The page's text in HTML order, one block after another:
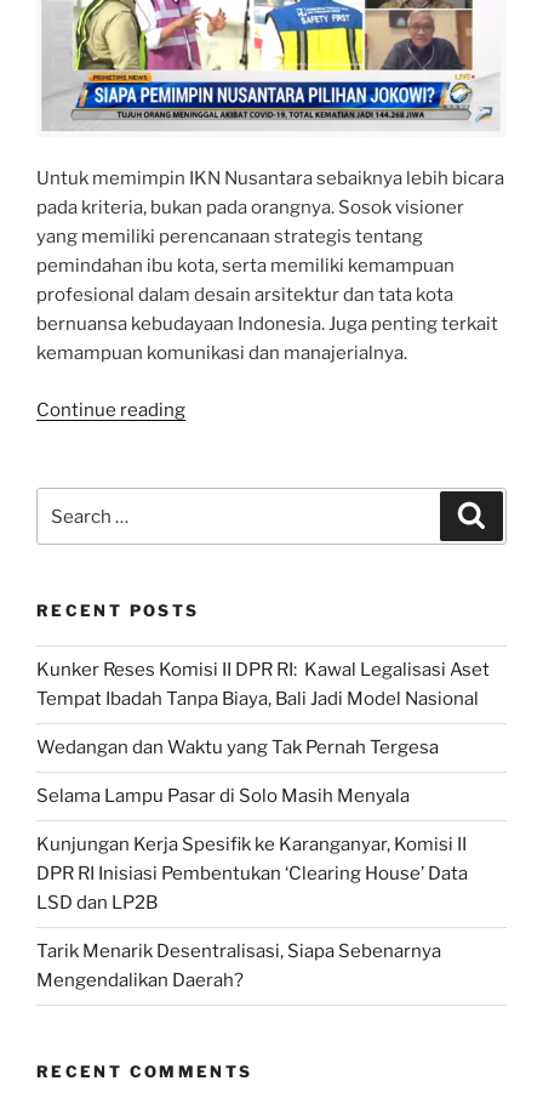
Untuk memimpin IKN Nusantara sebaiknya lebih bicara
pada kriteria, bukan pada orangnya. Sosok visioner
yang memiliki perencanaan strategis tentang
pemindahan ibu kota, serta memiliki kemampuan
profesional dalam desain arsitektur dan tata kota
bernuansa kebudayaan Indonesia. Juga penting terkait
kemampuan komunikasi dan manajerialnya.
Continue reading“Talk
Time
Layak
Pimpin
IKN
Nusantara?”
for:
RECENT POSTS
Kunker Reses Komisi II DPR RI: Kawal Legalisasi Aset
Tempat Ibadah Tanpa Biaya, Bali Jadi Model Nasional
Wedangan dan Waktu yang Tak Pernah Tergesa
Selama Lampu Pasar di Solo Masih Menyala
Kunjungan Kerja Spesifik ke Karanganyar, Komisi II
DPR RI Inisiasi Pembentukan ‘Clearing House’ Data
LSD dan LP2B
Tarik Menarik Desentralisasi, Siapa Sebenarnya
Mengendalikan Daerah?
RECENT COMMENTS